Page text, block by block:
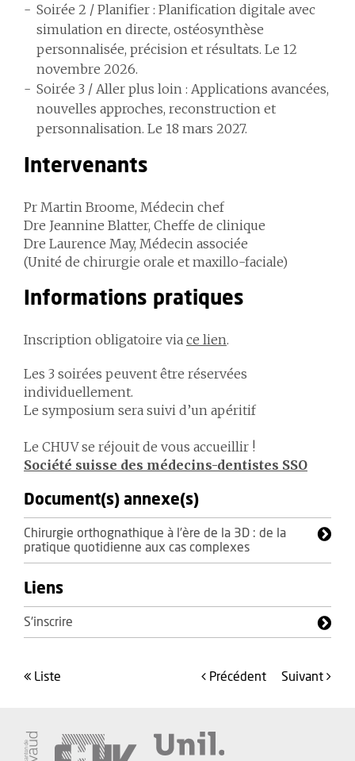
Soirée 2 / Planifier : Planification digitale avec
simulation en directe, ostéosynthèse
personnalisée, précision et résultats. Le 12
novembre 2026.
Soirée 3 / Aller plus loin : Applications avancées,
nouvelles approches, reconstruction et
personnalisation. Le 18 mars 2027.
Intervenants
Pr Martin Broome, Médecin chef
Dre Jeannine Blatter, Cheffe de clinique
Dre Laurence May, Médecin associée
(Unité de chirurgie orale et maxillo-faciale)
Informations pratiques
Inscription obligatoire via ce lien.
Les 3 soirées peuvent être réservées
individuellement.
Le symposium sera suivi d’un apéritif
Le CHUV se réjouit de vous accueillir !
Société suisse des médecins-dentistes SSO
Document(s) annexe(s)
Chirurgie orthognathique à l’ère de la 3D : de la
pratique quotidienne aux cas complexes
Liens
S'inscrire
liste précédent suivant